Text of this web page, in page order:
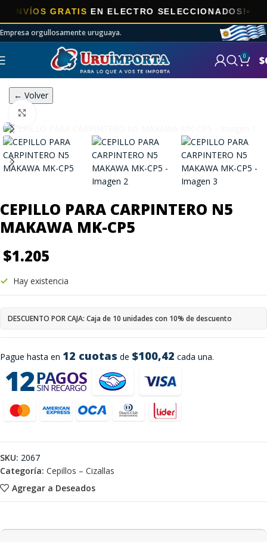
GRATISEN ELECTRO SELECCIONADOS!
Empresa orgullosamente uruguaya.
0 $
← Volver
CEPILLO PARA CARPINTERO N5
MAKAWA MK-CP5
$1.205
Pague hasta en 12 cuotas de $100,42 cada una.
Hay existencia
DESCUENTO POR CAJA: Caja de 10 unidades con 10% de descuento
Agregar a Deseados
SKU: 2067
Categoría: Cepillos – Cizallas